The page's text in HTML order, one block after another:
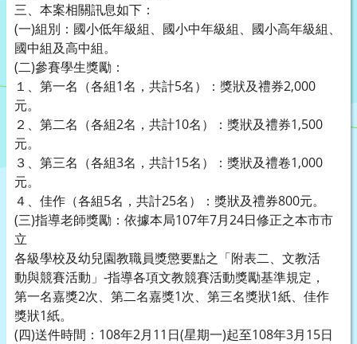
三、本案相關訊息如下：
(一)組別：國小低年級組、國小中年級組、國小高年級組、
國中組及高中組。
(二)參賽學生獎勵：
１、第一名（各組1名，共計5名）：獎狀及禮券2,000
元。
２、第二名（各組2名，共計10名）：獎狀及禮券1,500
元。
３、第三名（各組3名，共計15名）：獎狀及禮卷1,000
元。
４、佳作（各組5名，共計25名）：獎狀及禮券800元。
(三)指導老師獎勵：依據本局107年7月24日修正之本市市
立
各級學校及幼兒園教職員獎懲要點之「附表二、文教活
動與競賽活動」-指導各項文教競賽活動獎勵基準規定，
第一名嘉獎2次、第二名嘉獎1次、第三名獎狀1紙、佳作
獎狀1紙。
(四)送件時間：108年2月11日(星期一)起至108年3月15日